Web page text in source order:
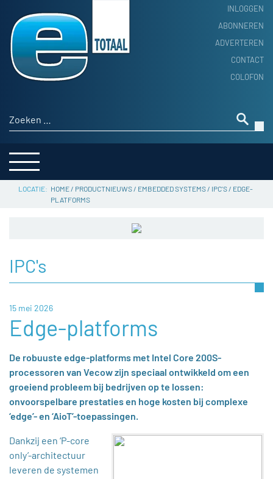
INLOGGEN
ABONNEREN
ADVERTEREN
CONTACT
COLOFON
Zoeken naar:
HOME
PRODUCTNIEUWS
ACHTERGROND
THEMA’S
SERVICE
HOME/ PRODUCTNIEUWS/ EMBEDDED SYSTEMS/ IPC'S/ EDGE-
PLATFORMS
IPC's
15 mei 2026
Edge-platforms
De robuuste edge-platforms met Intel Core 200S-
processoren van Vecow zijn speciaal ontwikkeld om een
groeiend probleem bij bedrijven op te lossen:
onvoorspelbare prestaties en hoge kosten bij complexe
‘edge’- en ‘AioT’-toepassingen.
Dankzij een ‘P-core
only’-architectuur
leveren de systemen